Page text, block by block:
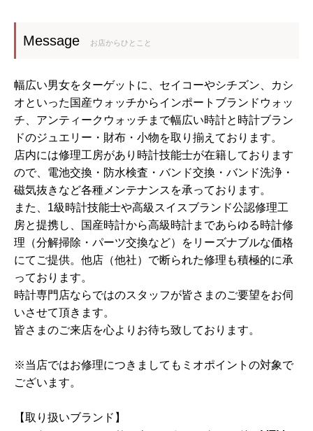
Message お店からひとこと
幅広い男女をターゲットに、セイコーやシチズン、カシ
オといった国産ウォッチからインポートブランドウォッ
チ、アンティークウォッチまで幅広い時計と時計ブラン
ドのジュエリー・財布・小物を取り揃えております。
店内には修理工房があり時計技能士が在籍しております
ので、電池交換・防水検査・バンド交換・バンド洗浄・
磁気抜きなど各種メンテナンスを承っております。
また、1級時計技能士や高級スイスブランド公認修理工
房と提携し、国産時計から高級時計まであらゆる時計修
理（分解掃除・パーツ交換など）をリーズナブルな価格
にてご提供。他店（他社）で断られた修理も積極的に承
っております。
時計専門店ならではのスタッフが皆さまのご要望をお伺
いさせて頂きます。
皆さまのご来店を心よりお待ち致しております。
※当店ではお修理につきましてもミオポイントの対象で
ございます。
【取り扱いブランド】